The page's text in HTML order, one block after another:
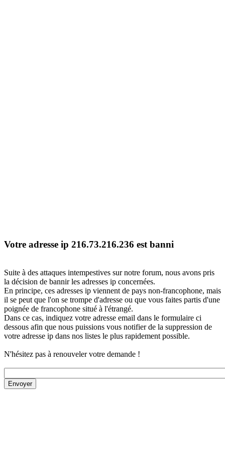
Votre adresse ip 216.73.216.236 est banni
Suite à des attaques intempestives sur notre forum, nous avons pris
la décision de bannir les adresses ip concernées.
En principe, ces adresses ip viennent de pays non-francophone, mais
il se peut que l'on se trompe d'adresse ou que vous faites partis d'une
poignée de francophone situé à l'étrangé.
Dans ce cas, indiquez votre adresse email dans le formulaire ci
dessous afin que nous puissions vous notifier de la suppression de
votre adresse ip dans nos listes le plus rapidement possible.
N'hésitez pas à renouveler votre demande !